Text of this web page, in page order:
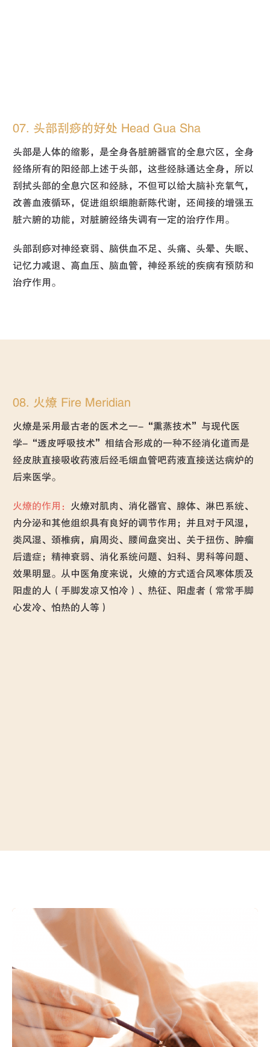
07. 头部刮痧的好处 Head Gua Sha
头部是人体的缩影，是全身各脏腑器官的全息穴区，全身
经络所有的阳经部上述于头部，这些经脉通达全身，所以
刮拭头部的全息穴区和经脉，不但可以给大脑补充氧气，
改善血液循环，促进组织细胞新陈代谢，还间接的增强五
脏六腑的功能，对脏腑经络失调有一定的治疗作用。
头部刮痧对神经衰弱、脑供血不足、头痛、头晕、失眠、
记忆力减退、高血压、脑血管，神经系统的疾病有预防和
治疗作用。
08. 火燎 Fire Meridian
火燎是采用最古老的医术之一-“熏蒸技术”与现代医
学-“透皮呼吸技术”相结合形成的一种不经消化道而是
经皮肤直接吸收药液后经毛细血管吧药液直接送达病炉的
后来医学。
火燎的作用：
火燎对肌肉、消化器官、腺体、淋巴系统、
内分泌和其他组织具有良好的调节作用；并且对于风湿，
类风湿、颈椎病，肩周炎、腰间盘突出、关于扭伤、肿瘤
后遗症；精神衰弱、消化系统问题、妇科、男科等问题、
效果明显。从中医角度来说，火燎的方式适合风寒体质及
阳虚的人（手脚发凉又怕冷）、热征、阳虚者（常常手脚
心发冷、怕热的人等）